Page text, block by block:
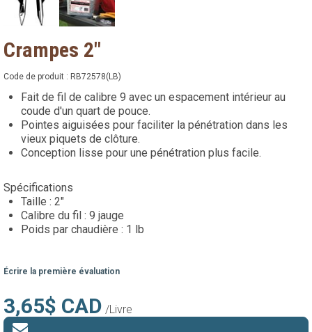
Crampes 2"
Code de produit : RB72578(LB)
Fait de fil de calibre 9 avec un espacement intérieur au
coude d'un quart de pouce.
Pointes aiguisées pour faciliter la pénétration dans les
vieux piquets de clôture.
Conception lisse pour une pénétration plus facile.
Spécifications
Taille : 2"
Calibre du fil : 9 jauge
Poids par chaudière : 1 lb
Écrire la première évaluation
3,65$ CAD /Livre